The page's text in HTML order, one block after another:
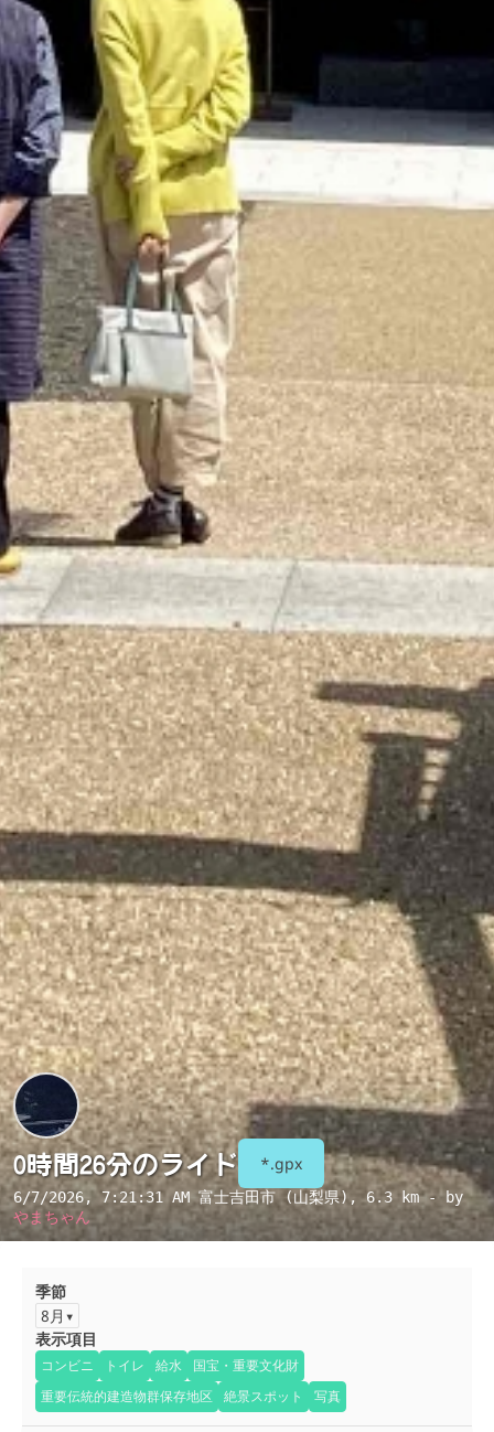
0時間26分のライド *.gpx
6/7/2026, 7:21:31 AM 富士吉田市 (山梨県), 6.3 km - by
やまちゃん
季節
8月
表示項目
コンビニ トイレ 給水
国宝・重要文化財
重要伝統的建造物群保存地区
絶景スポット 写真